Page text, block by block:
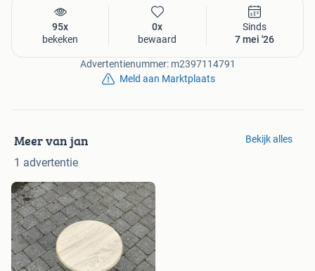
95x
bekeken
0x
bewaard
Sinds
7 mei '26
Advertentienummer: m2397114791
Meld aan Marktplaats
Meer van jan
1 advertentie
Bekijk alles